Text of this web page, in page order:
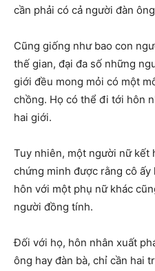
cần phải có cả người đàn
Cũng giống như bao con
thế gian, đại đa số những
giới đều mong mỏi có một
chồng. Họ có thể đi tới hôn
hai giới.
Tuy nhiên, một người nữ kết
chứng minh được rằng cô
hôn với một phụ nữ khác
người đồng tính.
Đối với họ, hôn nhân xuất
ông hay đàn bà, chỉ cần hai